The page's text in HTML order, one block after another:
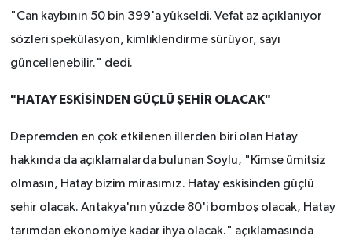
"Can kaybının 50 bin 399'a yükseldi. Vefat az açıklanıyor
sözleri spekülasyon, kimliklendirme sürüyor, sayı
güncellenebilir." dedi.
"HATAY ESKİSİNDEN GÜÇLÜ ŞEHİR OLACAK"
Depremden en çok etkilenen illerden biri olan Hatay
hakkında da açıklamalarda bulunan Soylu, "Kimse ümitsiz
olmasın, Hatay bizim mirasımız. Hatay eskisinden güçlü
şehir olacak. Antakya'nın yüzde 80'i bomboş olacak, Hatay
tarımdan ekonomiye kadar ihya olacak." açıklamasında